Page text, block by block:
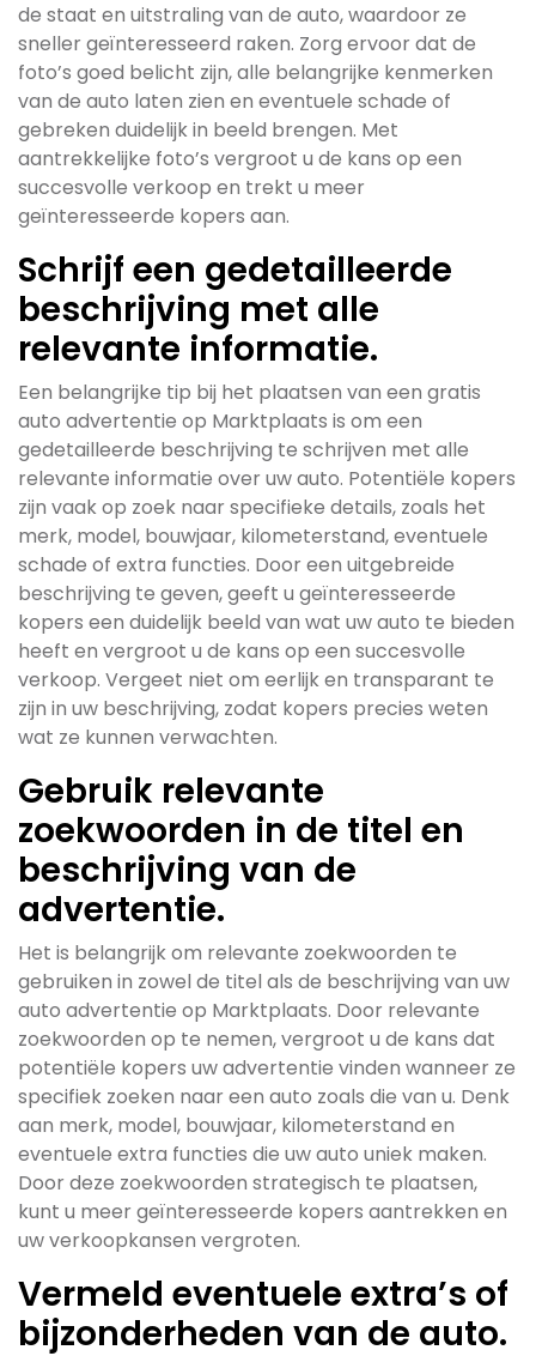
de staat en uitstraling van de auto, waardoor ze
sneller geïnteresseerd raken. Zorg ervoor dat de
foto’s goed belicht zijn, alle belangrijke kenmerken
van de auto laten zien en eventuele schade of
gebreken duidelijk in beeld brengen. Met
aantrekkelijke foto’s vergroot u de kans op een
succesvolle verkoop en trekt u meer
geïnteresseerde kopers aan.
Schrijf een gedetailleerde
beschrijving met alle
relevante informatie.
Een belangrijke tip bij het plaatsen van een gratis
auto advertentie op Marktplaats is om een
gedetailleerde beschrijving te schrijven met alle
relevante informatie over uw auto. Potentiële kopers
zijn vaak op zoek naar specifieke details, zoals het
merk, model, bouwjaar, kilometerstand, eventuele
schade of extra functies. Door een uitgebreide
beschrijving te geven, geeft u geïnteresseerde
kopers een duidelijk beeld van wat uw auto te bieden
heeft en vergroot u de kans op een succesvolle
verkoop. Vergeet niet om eerlijk en transparant te
zijn in uw beschrijving, zodat kopers precies weten
wat ze kunnen verwachten.
Gebruik relevante
zoekwoorden in de titel en
beschrijving van de
advertentie.
Het is belangrijk om relevante zoekwoorden te
gebruiken in zowel de titel als de beschrijving van uw
auto advertentie op Marktplaats. Door relevante
zoekwoorden op te nemen, vergroot u de kans dat
potentiële kopers uw advertentie vinden wanneer ze
specifiek zoeken naar een auto zoals die van u. Denk
aan merk, model, bouwjaar, kilometerstand en
eventuele extra functies die uw auto uniek maken.
Door deze zoekwoorden strategisch te plaatsen,
kunt u meer geïnteresseerde kopers aantrekken en
uw verkoopkansen vergroten.
Vermeld eventuele extra’s of
bijzonderheden van de auto.